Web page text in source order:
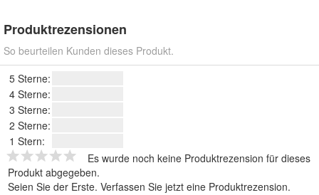
Produktrezensionen
So beurteilen Kunden dieses Produkt.
5 Sterne:
4 Sterne:
3 Sterne:
2 Sterne:
1 Stern:
Es wurde noch keine Produktrezension für dieses
Produkt abgegeben.
Seien Sie der Erste. Verfassen Sie jetzt eine Produktrezension.